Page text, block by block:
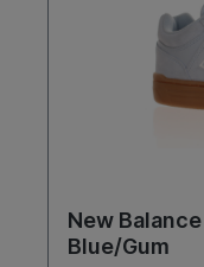
New
Blue/Gum